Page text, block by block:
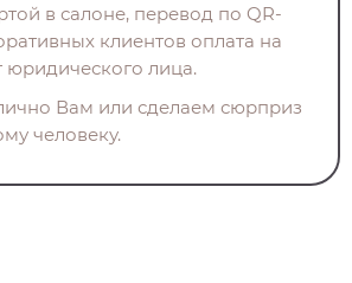
в салоне, перевод по QR-
клиентов оплата на
юридического лица.
Вам или сделаем сюрприз
человеку.